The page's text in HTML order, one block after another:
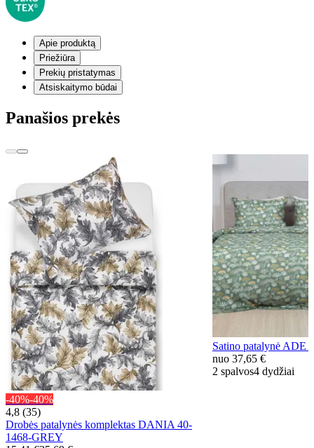
Apie produktą
Priežiūra
Prekių pristatymas
Atsiskaitymo būdai
Panašios prekės
-40%-40%
4,8 (35)
Drobės patalynės komplektas DANIA 40-
1468-GREY
Satino patalynė ADE
nuo 37,65 €
2 spalvos4 dydžiai